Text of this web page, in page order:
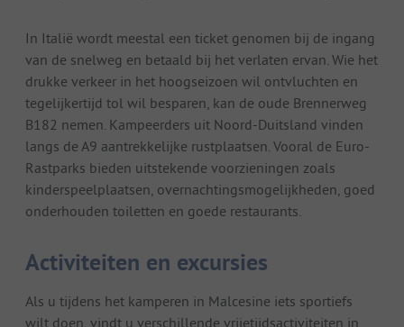
In Italië wordt meestal een ticket genomen bij de ingang
van de snelweg en betaald bij het verlaten ervan. Wie het
drukke verkeer in het hoogseizoen wil ontvluchten en
tegelijkertijd tol wil besparen, kan de oude Brennerweg
B182 nemen. Kampeerders uit Noord-Duitsland vinden
langs de A9 aantrekkelijke rustplaatsen. Vooral de Euro-
Rastparks bieden uitstekende voorzieningen zoals
kinderspeelplaatsen, overnachtingsmogelijkheden, goed
onderhouden toiletten en goede restaurants.
Activiteiten en excursies
Als u tijdens het kamperen in Malcesine iets sportiefs
wilt doen, vindt u verschillende vrijetijdsactiviteiten in